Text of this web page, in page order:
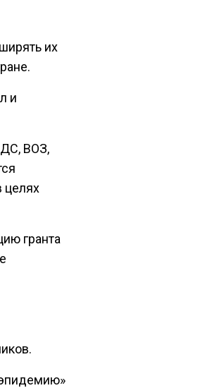
их
и
ВОЗ,
целях
гранта